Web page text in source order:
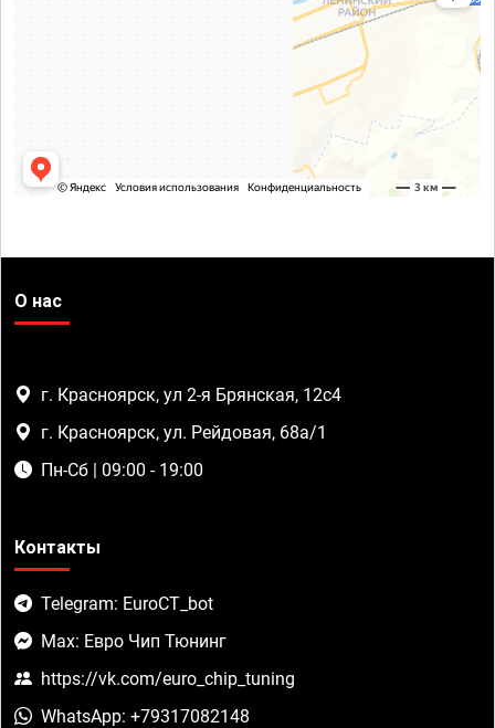
О нас
г. Красноярск, ул 2-я Брянская, 12с4
г. Красноярск, ул. Рейдовая, 68а/1
Пн-Сб | 09:00 - 19:00
Контакты
Telegram: EuroCT_bot
Max: Евро Чип Тюнинг
https://vk.com/euro_chip_tuning
WhatsApp: +79317082148